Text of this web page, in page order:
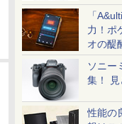
「
力！ポ
オの醍
ソニー
集！ 見
性能の